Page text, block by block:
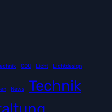
CDU Licht Lichtdesign
News Technik